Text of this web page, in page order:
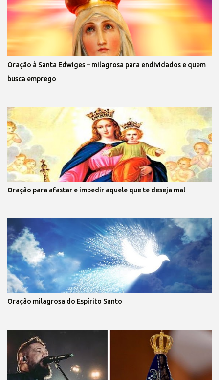
Oração à Santa Edwiges – milagrosa para endividados e quem
busca emprego
Oração para afastar e impedir aquele que te deseja mal
Oração milagrosa do Espírito Santo